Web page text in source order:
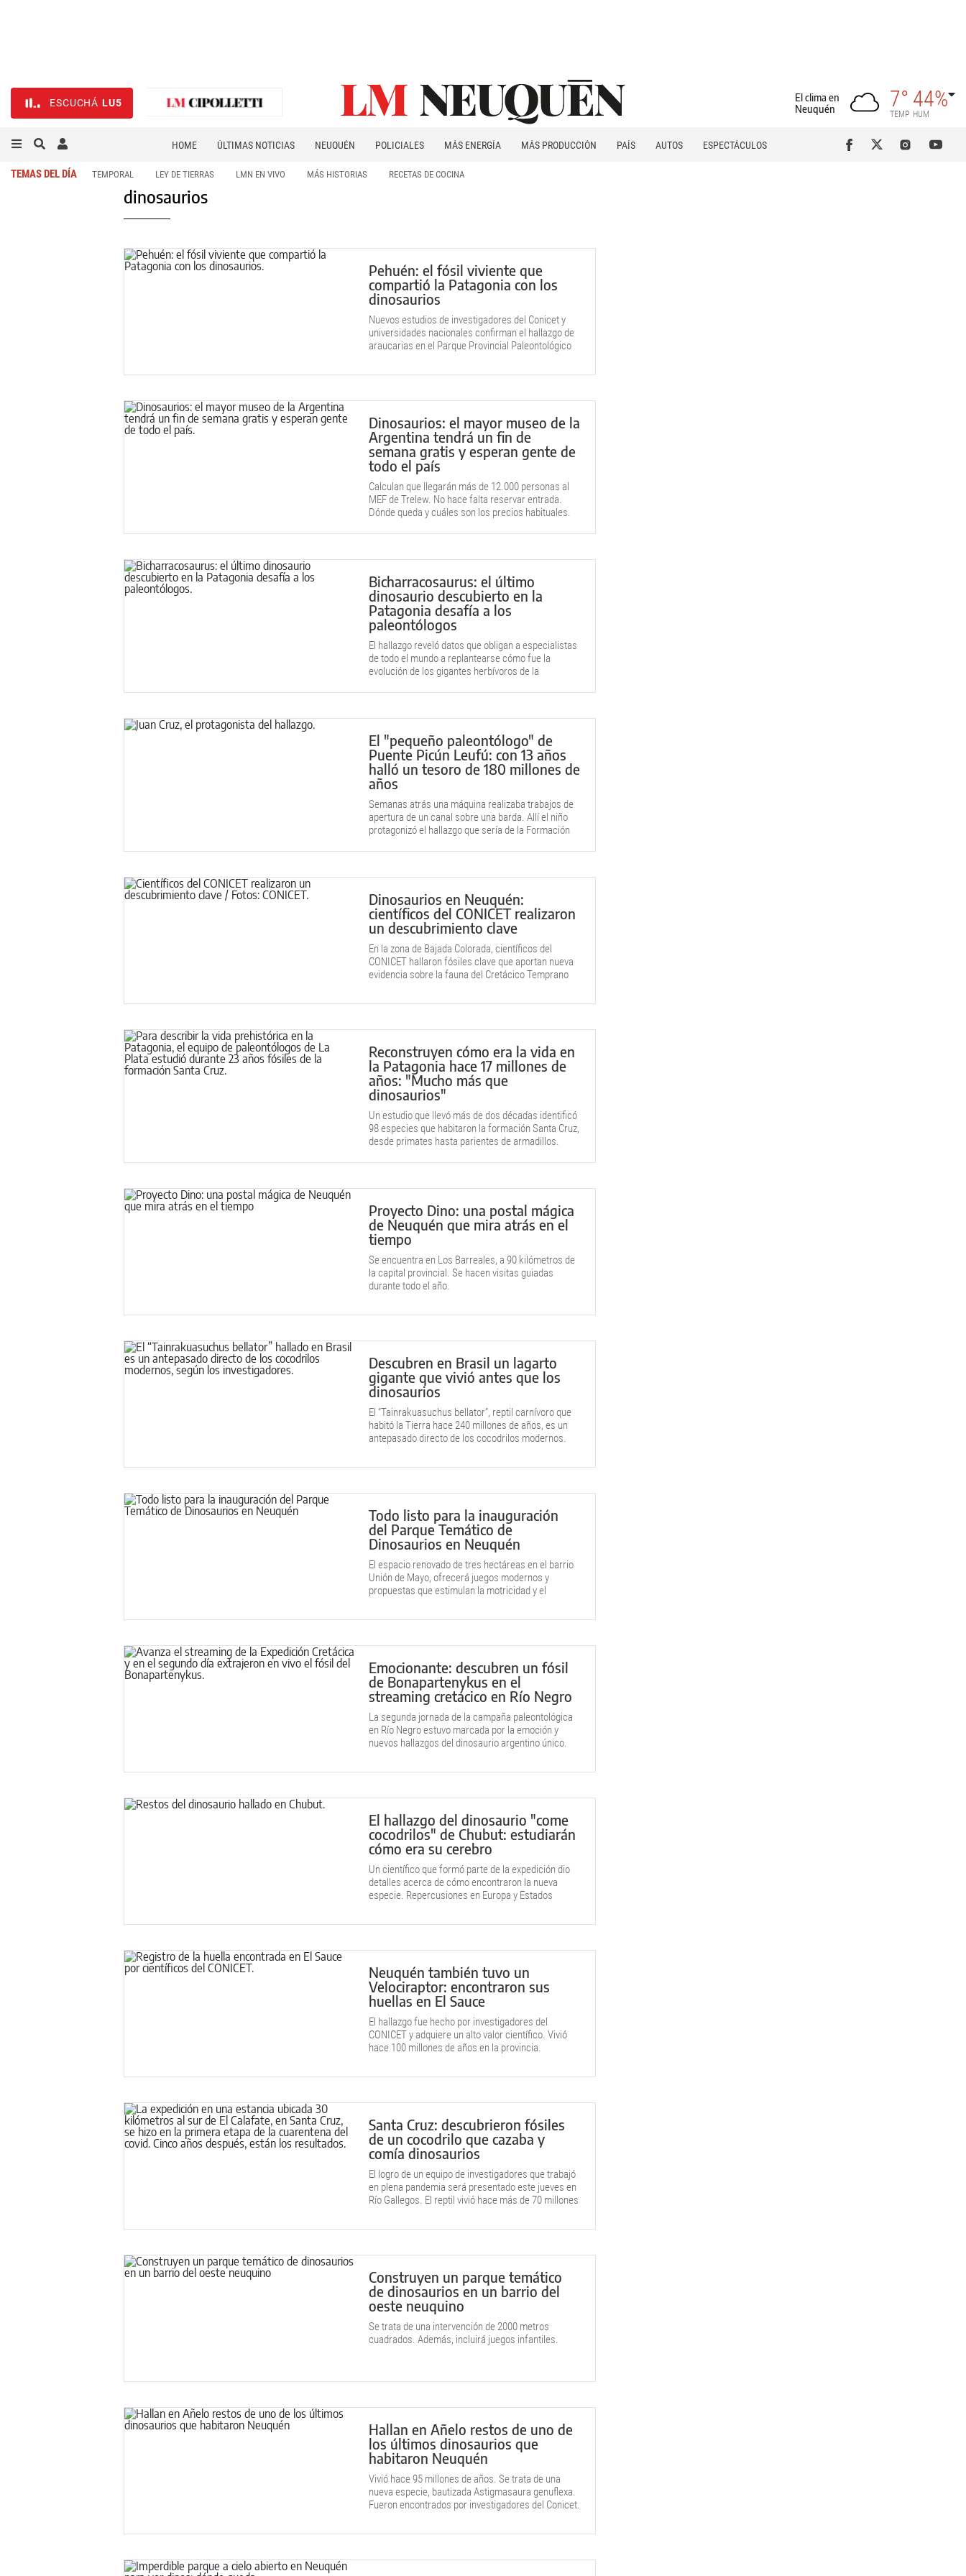
ESCUCHÁ LU5
El clima en
Neuquén
7°
TEMP
44%
HUM
HOME ÚLTIMAS NOTICIAS NEUQUÉN POLICIALES MÁS ENERGÍA MÁS PRODUCCIÓN PAÍS AUTOS
ESPECTÁCULOS
TEMAS DEL DÍA TEMPORAL LEY DE TIERRAS LMN EN VIVO MÁS HISTORIAS RECETAS DE COCINA
dinosaurios
Pehuén: el fósil viviente que
compartió la Patagonia con los
dinosaurios
Nuevos estudios de investigadores del Conicet y
universidades nacionales confirman el hallazgo de
araucarias en el Parque Provincial Paleontológico
Leufú.
Dinosaurios: el mayor museo de la
Argentina tendrá un fin de
semana gratis y esperan gente de
todo el país
Calculan que llegarán más de 12.000 personas al
MEF de Trelew. No hace falta reservar entrada.
Dónde queda y cuáles son los precios habituales.
Bicharracosaurus: el último
dinosaurio descubierto en la
Patagonia desafía a los
paleontólogos
El hallazgo reveló datos que obligan a especialistas
de todo el mundo a replantearse cómo fue la
evolución de los gigantes herbívoros de la
El "pequeño paleontólogo" de
Puente Picún Leufú: con 13 años
halló un tesoro de 180 millones de
años
Semanas atrás una máquina realizaba trabajos de
apertura de un canal sobre una barda. Allí el niño
protagonizó el hallazgo que sería de la Formación
Dinosaurios en Neuquén:
científicos del CONICET realizaron
un descubrimiento clave
En la zona de Bajada Colorada, científicos del
CONICET hallaron fósiles clave que aportan nueva
evidencia sobre la fauna del Cretácico Temprano
Reconstruyen cómo era la vida en
la Patagonia hace 17 millones de
años: "Mucho más que
dinosaurios"
Un estudio que llevó más de dos décadas identificó
98 especies que habitaron la formación Santa Cruz,
desde primates hasta parientes de armadillos.
Proyecto Dino: una postal mágica
de Neuquén que mira atrás en el
tiempo
Se encuentra en Los Barreales, a 90 kilómetros de
la capital provincial. Se hacen visitas guiadas
durante todo el año.
Descubren en Brasil un lagarto
gigante que vivió antes que los
dinosaurios
El “Tainrakuasuchus bellator”, reptil carnívoro que
habitó la Tierra hace 240 millones de años, es un
antepasado directo de los cocodrilos modernos.
Todo listo para la inauguración
del Parque Temático de
Dinosaurios en Neuquén
El espacio renovado de tres hectáreas en el barrio
Unión de Mayo, ofrecerá juegos modernos y
propuestas que estimulan la motricidad y el
Emocionante: descubren un fósil
de Bonapartenykus en el
streaming cretácico en Río Negro
La segunda jornada de la campaña paleontológica
en Río Negro estuvo marcada por la emoción y
nuevos hallazgos del dinosaurio argentino único.
El hallazgo del dinosaurio "come
cocodrilos" de Chubut: estudiarán
cómo era su cerebro
Un científico que formó parte de la expedición dio
detalles acerca de cómo encontraron la nueva
especie. Repercusiones en Europa y Estados
Neuquén también tuvo un
Velociraptor: encontraron sus
huellas en El Sauce
El hallazgo fue hecho por investigadores del
CONICET y adquiere un alto valor científico. Vivió
hace 100 millones de años en la provincia.
Santa Cruz: descubrieron fósiles
de un cocodrilo que cazaba y
comía dinosaurios
El logro de un equipo de investigadores que trabajó
en plena pandemia será presentado este jueves en
Río Gallegos. El reptil vivió hace más de 70 millones
Construyen un parque temático
de dinosaurios en un barrio del
oeste neuquino
Se trata de una intervención de 2000 metros
cuadrados. Además, incluirá juegos infantiles.
Hallan en Añelo restos de uno de
los últimos dinosaurios que
habitaron Neuquén
Vivió hace 95 millones de años. Se trata de una
nueva especie, bautizada Astigmasaura genuflexa.
Fueron encontrados por investigadores del Conicet.